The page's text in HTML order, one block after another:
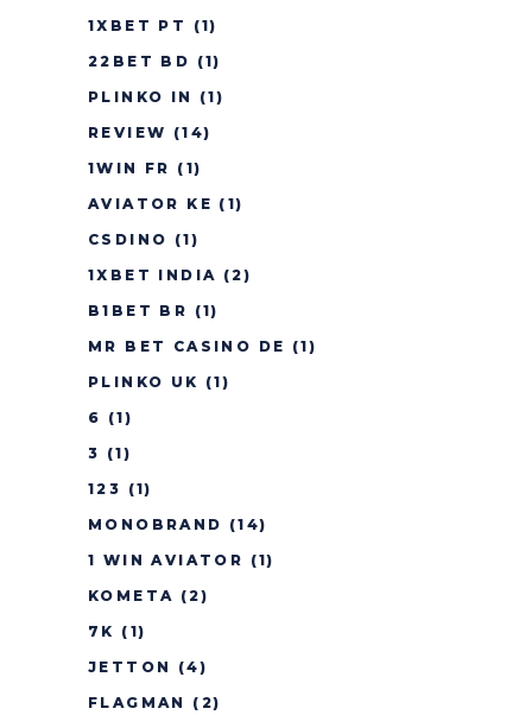
1XBET PT
(1)
22BET BD (1)
PLINKO IN
(1)
REVIEW (14)
1WIN FR (1)
AVIATOR KE (1)
CSDINO (1)
1XBET INDIA (2)
B1BET BR (1)
MR BET CASINO DE (1)
PLINKO UK (1)
6 (1)
3 (1)
123 (1)
MONOBRAND (14)
1 WIN AVIATOR (1)
KOMETA (2)
7K (1)
JETTON
(4)
FLAGMAN
(2)